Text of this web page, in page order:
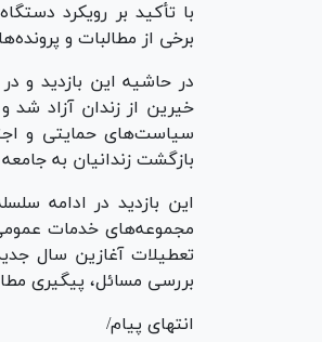
با تأکید بر رویکرد
برخی از مطالبات و
در حاشیه این بازدید و
خیرین از زندان آزاد
سیاست‌های حمایتی و
بازگشت زندانیان به
این بازدید در ادامه
مجموعه‌های خدمات
تعطیلات آغازین سال
بررسی مسائل، پیگیری
انتهای پیام/